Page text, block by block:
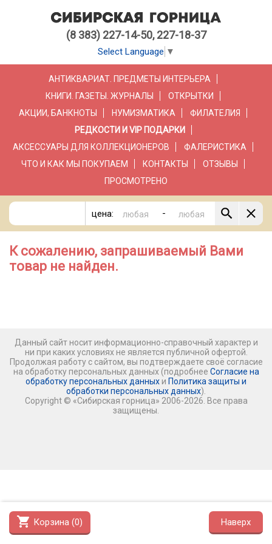
(8 383) 227-14-50, 227-18-37
Select Language ▼
АНТИКВАРИАТ. ПРЕДМЕТЫ ИНТЕРЬЕРА
КНИГИ. ГАЗЕТЫ. ЖУРНАЛЫ
ОТКРЫТКИ
АКЦИИ, БАНКНОТЫ
НУМИЗМАТИКА
ФИЛАТЕЛИЯ
РЕДКОСТИ И VIP ПОДАРКИ
АКСЕССУАРЫ ДЛЯ КОЛЛЕКЦИОНЕРОВ
ФАЛЕРИСТИКА
ЧТО И КАК МЫ ПОКУПАЕМ
КОНТАКТЫ
ОТЗЫВЫ
ПРОСМОТРЕНО
цена: -
shopping_cart Корзина (0) Наверх
К сожалению, запрашиваемый Вами
товар не найден.
Данный сайт носит информационно-справочный характер и
ни при каких условиях не является публичной офертой.
Продолжая работу с сайтом, вы подтверждаете своё согласие
на обработку персональных данных (подробнее Согласие на
обработку персональных данных и Политика защиты и
обработки персональных данных).
Copyright © «Сибирская горница» 2006-2026. Все права
защищены.